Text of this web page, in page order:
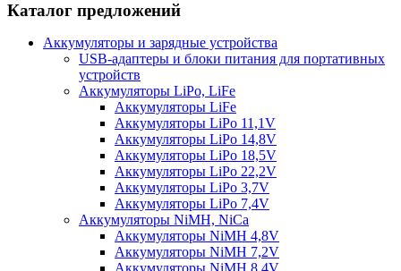
Каталог предложений
Аккумуляторы и зарядные устройства
USB-адаптеры и блоки питания для портативных
устройств
Аккумуляторы LiPo, LiFe
Аккумуляторы LiFe
Аккумуляторы LiPo 11,1V
Аккумуляторы LiPo 14,8V
Аккумуляторы LiPo 18,5V
Аккумуляторы LiPo 22,2V
Аккумуляторы LiPo 3,7V
Аккумуляторы LiPo 7,4V
Аккумуляторы NiMH, NiCa
Аккумуляторы NiMH 4,8V
Аккумуляторы NiMH 7,2V
Аккумуляторы NiMH 8,4V